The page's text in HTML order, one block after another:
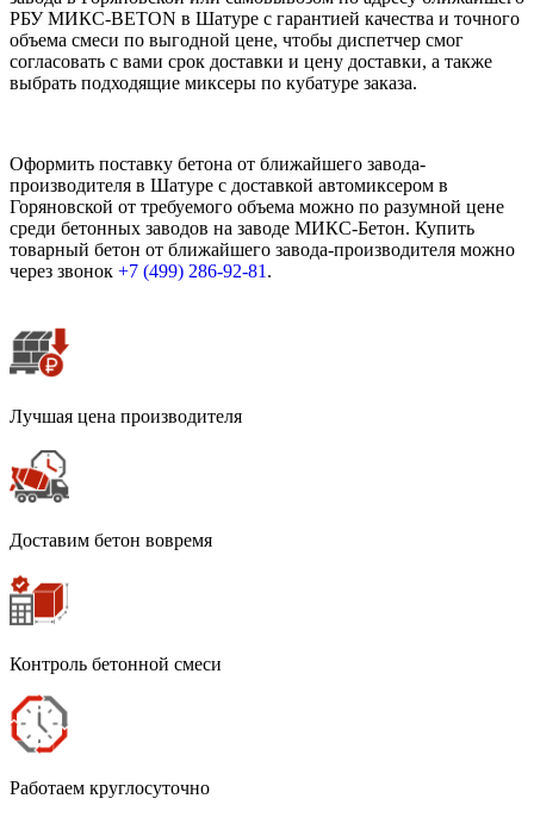
РБУ МИКС-BETON в Шатуре с гарантией качества и точного
объема смеси по выгодной цене, чтобы диспетчер смог
согласовать с вами срок доставки и цену доставки, а также
выбрать подходящие миксеры по кубатуре заказа.
Оформить поставку бетона от ближайшего завода-
производителя в Шатуре с доставкой автомиксером в
Горяновской от требуемого объема можно по разумной цене
среди бетонных заводов на заводе МИКС-Бетон. Купить
товарный бетон от ближайшего завода-производителя можно
через звонок +7 (499) 286-92-81 .
Лучшая цена производителя
Доставим бетон вовремя
Контроль бетонной смеси
Работаем круглосуточно